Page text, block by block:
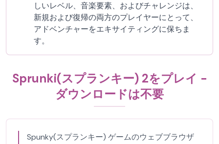
しいレベル、音楽要素、およびチャレンジは、
新規および復帰の両方のプレイヤーにとって、
アドベンチャーをエキサイティングに保ちま
す。
Sprunki(スプランキー) 2をプレイ -
ダウンロードは不要
Spunky(スプランキー) ゲームのウェブブラウザ